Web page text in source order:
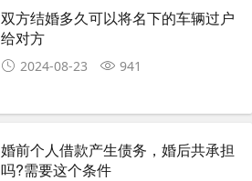
双方结婚多久可以将名下的车辆过户
给对方
2024-08-23 941
婚前个人借款产生债务，婚后共承担
吗?需要这个条件